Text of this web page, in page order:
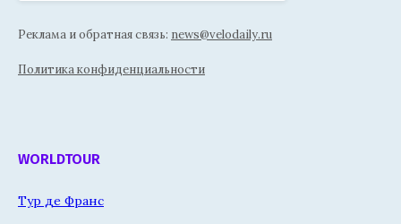
Реклама и обратная связь: news@velodaily.ru
Политика конфиденциальности
WORLDTOUR
Тур де Франс